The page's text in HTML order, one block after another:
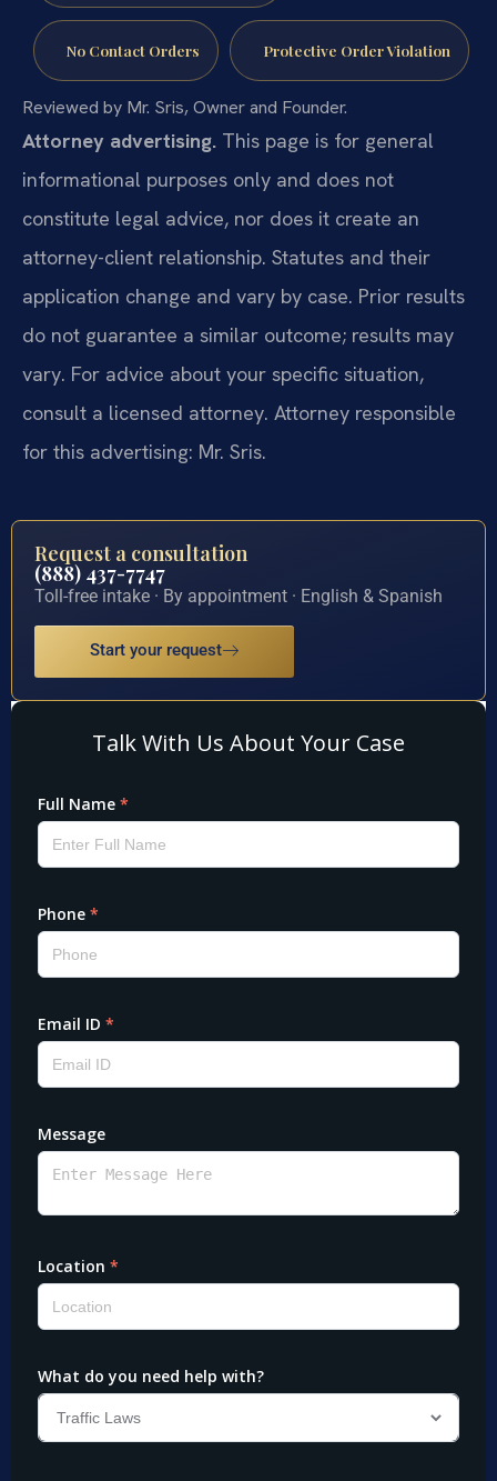
No Contact Orders Protective Order Violation
Reviewed by Mr. Sris, Owner and Founder.
Attorney advertising. This page is for general
informational purposes only and does not
constitute legal advice, nor does it create an
attorney-client relationship. Statutes and their
application change and vary by case. Prior results
do not guarantee a similar outcome; results may
vary. For advice about your specific situation,
consult a licensed attorney. Attorney responsible
for this advertising: Mr. Sris.
Request a consultation
(888) 437-7747
Toll-free intake · By appointment · English & Spanish
Start your request